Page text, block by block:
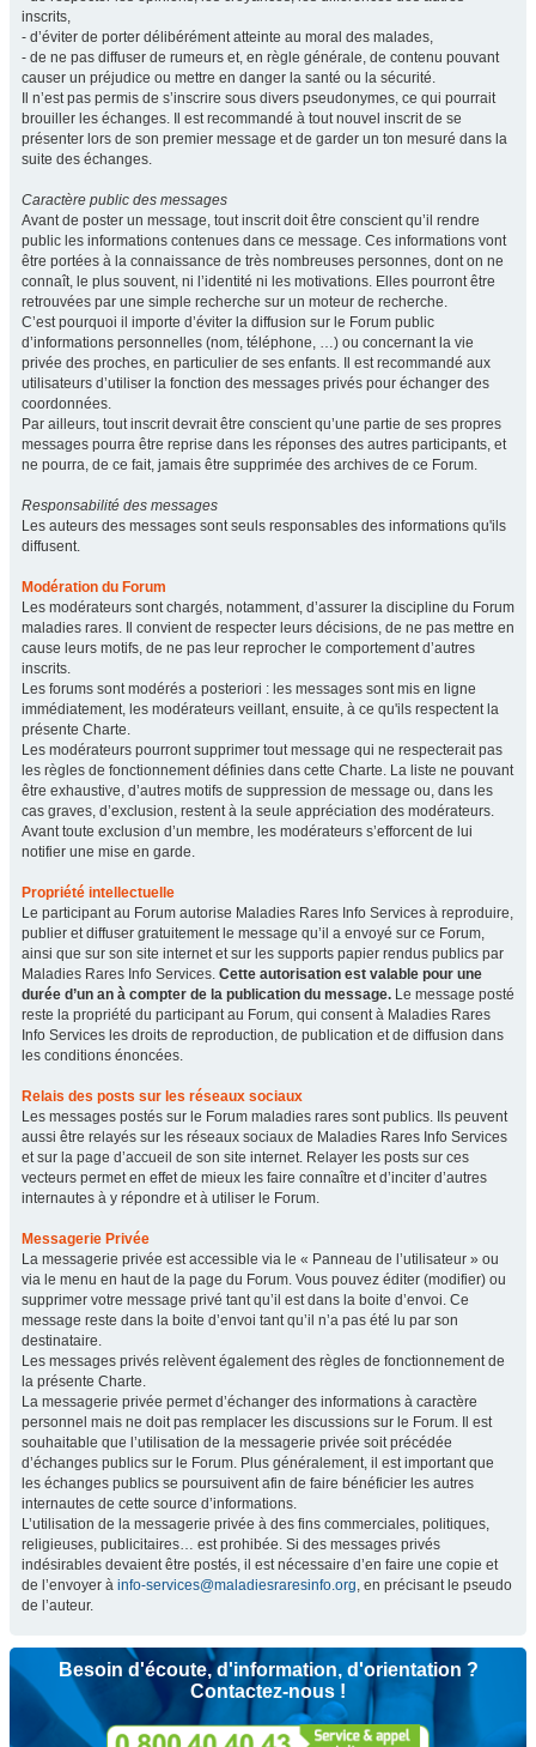
inscrits,
- d’éviter de porter délibérément atteinte au moral des malades,
- de ne pas diffuser de rumeurs et, en règle générale, de contenu pouvant
causer un préjudice ou mettre en danger la santé ou la sécurité.
Il n’est pas permis de s’inscrire sous divers pseudonymes, ce qui pourrait
brouiller les échanges. Il est recommandé à tout nouvel inscrit de se
présenter lors de son premier message et de garder un ton mesuré dans la
suite des échanges.
Caractère public des messages
Avant de poster un message, tout inscrit doit être conscient qu’il rendre
public les informations contenues dans ce message. Ces informations vont
être portées à la connaissance de très nombreuses personnes, dont on ne
connaît, le plus souvent, ni l’identité ni les motivations. Elles pourront être
retrouvées par une simple recherche sur un moteur de recherche.
C’est pourquoi il importe d’éviter la diffusion sur le Forum public
d’informations personnelles (nom, téléphone, …) ou concernant la vie
privée des proches, en particulier de ses enfants. Il est recommandé aux
utilisateurs d’utiliser la fonction des messages privés pour échanger des
coordonnées.
Par ailleurs, tout inscrit devrait être conscient qu’une partie de ses propres
messages pourra être reprise dans les réponses des autres participants, et
ne pourra, de ce fait, jamais être supprimée des archives de ce Forum.
Responsabilité des messages
Les auteurs des messages sont seuls responsables des informations qu'ils
diffusent.
Modération du Forum
Les modérateurs sont chargés, notamment, d’assurer la discipline du Forum
maladies rares. Il convient de respecter leurs décisions, de ne pas mettre en
cause leurs motifs, de ne pas leur reprocher le comportement d’autres
inscrits.
Les forums sont modérés a posteriori : les messages sont mis en ligne
immédiatement, les modérateurs veillant, ensuite, à ce qu'ils respectent la
présente Charte.
Les modérateurs pourront supprimer tout message qui ne respecterait pas
les règles de fonctionnement définies dans cette Charte. La liste ne pouvant
être exhaustive, d’autres motifs de suppression de message ou, dans les
cas graves, d’exclusion, restent à la seule appréciation des modérateurs.
Avant toute exclusion d’un membre, les modérateurs s’efforcent de lui
notifier une mise en garde.
Propriété intellectuelle
Le participant au Forum autorise Maladies Rares Info Services à reproduire,
publier et diffuser gratuitement le message qu’il a envoyé sur ce Forum,
ainsi que sur son site internet et sur les supports papier rendus publics par
Maladies Rares Info Services. Cette autorisation est valable pour une
durée d’un an à compter de la publication du message. Le message posté
reste la propriété du participant au Forum, qui consent à Maladies Rares
Info Services les droits de reproduction, de publication et de diffusion dans
les conditions énoncées.
Relais des posts sur les réseaux sociaux
Les messages postés sur le Forum maladies rares sont publics. Ils peuvent
aussi être relayés sur les réseaux sociaux de Maladies Rares Info Services
et sur la page d’accueil de son site internet. Relayer les posts sur ces
vecteurs permet en effet de mieux les faire connaître et d’inciter d’autres
internautes à y répondre et à utiliser le Forum.
Messagerie Privée
La messagerie privée est accessible via le « Panneau de l’utilisateur » ou
via le menu en haut de la page du Forum. Vous pouvez éditer (modifier) ou
supprimer votre message privé tant qu’il est dans la boite d’envoi. Ce
message reste dans la boite d’envoi tant qu’il n’a pas été lu par son
destinataire.
Les messages privés relèvent également des règles de fonctionnement de
la présente Charte.
La messagerie privée permet d’échanger des informations à caractère
personnel mais ne doit pas remplacer les discussions sur le Forum. Il est
souhaitable que l’utilisation de la messagerie privée soit précédée
d’échanges publics sur le Forum. Plus généralement, il est important que
les échanges publics se poursuivent afin de faire bénéficier les autres
internautes de cette source d’informations.
L’utilisation de la messagerie privée à des fins commerciales, politiques,
religieuses, publicitaires… est prohibée. Si des messages privés
indésirables devaient être postés, il est nécessaire d’en faire une copie et
de l’envoyer à info-services@maladiesraresinfo.org, en précisant le pseudo
de l’auteur.
Besoin d'écoute, d'information, d'orientation ?
Contactez-nous !